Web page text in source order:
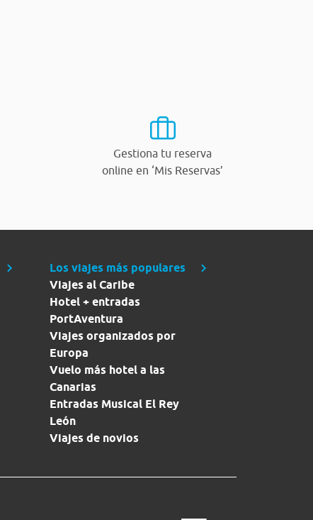
Gestiona tu reserva
online en ‘Mis Reservas’
Los viajes más populares
Viajes al Caribe
Hotel + entradas
PortAventura
Viajes organizados por
Europa
Vuelo más hotel a las
Canarias
Entradas Musical El Rey
León
Viajes de novios